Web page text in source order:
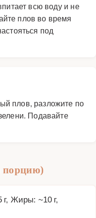
всю воду и не
плов во время
под
плов, разложите по
Подавайте
порцию)
г, Жиры: ~10 г,